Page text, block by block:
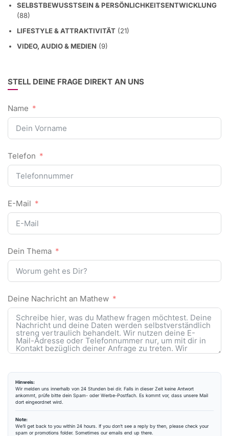
SELBSTBEWUSSTSEIN & PERSÖNLICHKEITSENTWICKLUNG
(88)
LIFESTYLE & ATTRAKTIVITÄT (21)
VIDEO, AUDIO & MEDIEN (9)
STELL DEINE FRAGE DIREKT AN UNS
Name
Telefon
E-Mail
Dein Thema
Deine Nachricht an Mathew
Hinweis:
Wir melden uns innerhalb von 24 Stunden bei dir. Falls in dieser Zeit keine Antwort
ankommt, prüfe bitte dein Spam- oder Werbe-Postfach. Es kommt vor, dass unsere Mail
dort eingeordnet wird.
Note:
We’ll get back to you within 24 hours. If you don’t see a reply by then, please check your
spam or promotions folder. Sometimes our emails end up there.